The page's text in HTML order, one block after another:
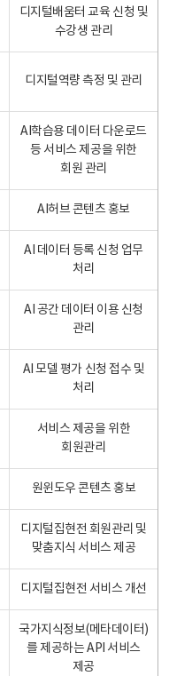
디지털배움터 교육 신청 및
수강생 관리
디지털역량 측정 및 관리
AI학습용 데이터 다운로드
등 서비스 제공을 위한
회원 관리
AI허브 콘텐츠 홍보
AI 데이터 등록 신청 업무
처리
AI 공간 데이터 이용 신청
관리
AI 모델 평가 신청 접수 및
처리
서비스 제공을 위한
회원관리
원윈도우 콘텐츠 홍보
디지털집현전 회원관리 및
맞춤지식 서비스 제공
디지털집현전 서비스 개선
국가지식정보(메타데이터)
를 제공하는 API 서비스
제공